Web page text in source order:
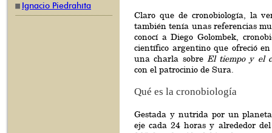
Ignacio Piedrahíta
Claro que de cronobiología, la
también tenía unas referencias
conocí a Diego Golombek,
científico argentino que ofreció
una charla sobre El tiempo y el
con el patrocinio de Sura.
Qué es la cronobiología
Gestada y nutrida por un
eje cada 24 horas y alrededor